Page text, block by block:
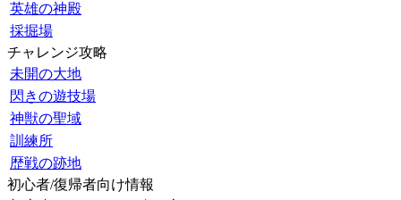
英雄の神殿
採掘場
チャレンジ攻略
未開の大地
閃きの遊技場
神獣の聖域
訓練所
歴戦の跡地
初心者/復帰者向け情報